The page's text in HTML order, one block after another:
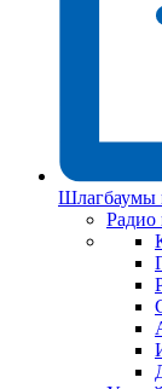
Шлагбаумы
Радио